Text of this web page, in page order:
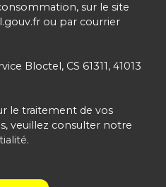
sur le site
ou par courrier
Bloctel, CS 61311, 41013
le traitement de vos
veuillez consulter notre
.